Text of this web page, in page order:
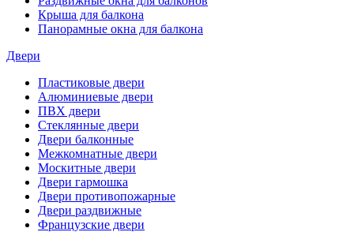
Крыша для балкона
Панорамные окна для балкона
Двери
Пластиковые двери
Алюминиевые двери
ПВХ двери
Стеклянные двери
Двери балконные
Межкомнатные двери
Москитные двери
Двери гармошка
Двери противопожарные
Двери раздвижные
Французские двери